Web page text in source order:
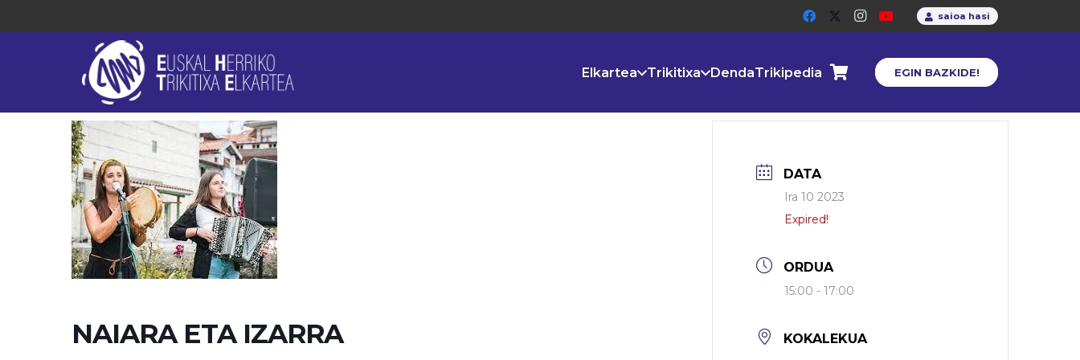
saioa hasi
Elkartea Trikitixa DendaTrikipedia EGIN BAZKIDE!
NAIARA ETA IZARRA
DATA
Ira 10 2023
Expired!
ORDUA
15:00 - 17:00
KOKALEKUA